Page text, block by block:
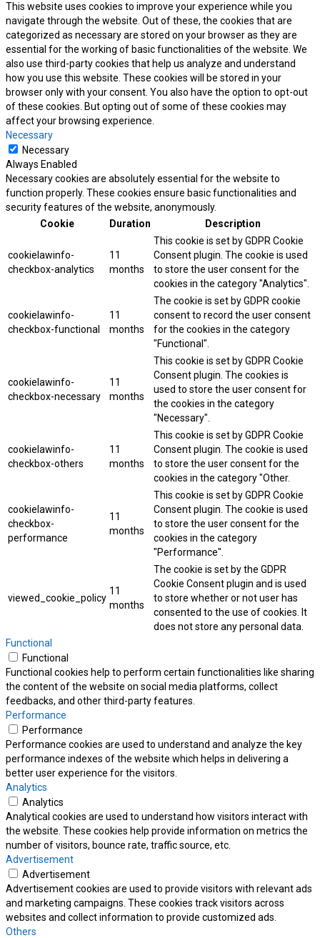
This website uses cookies to improve your experience while you
navigate through the website. Out of these, the cookies that are
categorized as necessary are stored on your browser as they are
essential for the working of basic functionalities of the website. We
also use third-party cookies that help us analyze and understand
how you use this website. These cookies will be stored in your
browser only with your consent. You also have the option to opt-out
of these cookies. But opting out of some of these cookies may
affect your browsing experience.
Necessary
Necessary
Always Enabled
Necessary cookies are absolutely essential for the website to
function properly. These cookies ensure basic functionalities and
security features of the website, anonymously.
Cookie
Duration Description
cookielawinfo-
checkbox-analytics
11
months
This cookie is set by GDPR Cookie
Consent plugin. The cookie is used
to store the user consent for the
cookies in the category "Analytics".
cookielawinfo-
checkbox-functional
11
months
The cookie is set by GDPR cookie
consent to record the user consent
for the cookies in the category
"Functional".
cookielawinfo-
checkbox-necessary
11
months
This cookie is set by GDPR Cookie
Consent plugin. The cookies is
used to store the user consent for
the cookies in the category
"Necessary".
cookielawinfo-
checkbox-others
11
months
This cookie is set by GDPR Cookie
Consent plugin. The cookie is used
to store the user consent for the
cookies in the category "Other.
cookielawinfo-
checkbox-
performance
11
months
This cookie is set by GDPR Cookie
Consent plugin. The cookie is used
to store the user consent for the
cookies in the category
"Performance".
viewed_cookie_policy
11
months
The cookie is set by the GDPR
Cookie Consent plugin and is used
to store whether or not user has
consented to the use of cookies. It
does not store any personal data.
Functional
Functional
Functional cookies help to perform certain functionalities like sharing
the content of the website on social media platforms, collect
feedbacks, and other third-party features.
Performance
Performance
Performance cookies are used to understand and analyze the key
performance indexes of the website which helps in delivering a
better user experience for the visitors.
Analytics
Analytics
Analytical cookies are used to understand how visitors interact with
the website. These cookies help provide information on metrics the
number of visitors, bounce rate, traffic source, etc.
Advertisement
Advertisement
Advertisement cookies are used to provide visitors with relevant ads
and marketing campaigns. These cookies track visitors across
websites and collect information to provide customized ads.
Others